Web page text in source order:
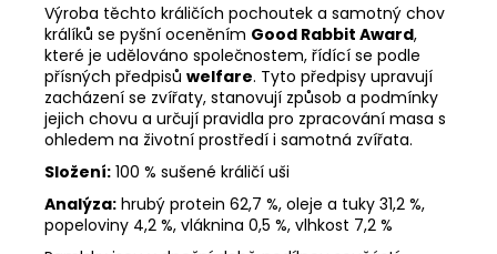
Výroba těchto králičích pochoutek a samotný chov
králíků se pyšní oceněním Good Rabbit Award,
které je udělováno společnostem, řídící se podle
přísných předpisů welfare. Tyto předpisy upravují
zacházení se zvířaty, stanovují způsob a podmínky
jejich chovu a určují pravidla pro zpracování masa s
ohledem na životní prostředí i samotná zvířata.
Složení: 100 % sušené králičí uši
Analýza: hrubý protein 62,7 %, oleje a tuky 31,2 %,
popeloviny 4,2 %, vláknina 0,5 %, vlhkost 7,2 %